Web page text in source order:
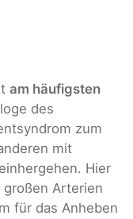
am häufigsten
des
zum
mit
Hier
Arterien
für das Anheben